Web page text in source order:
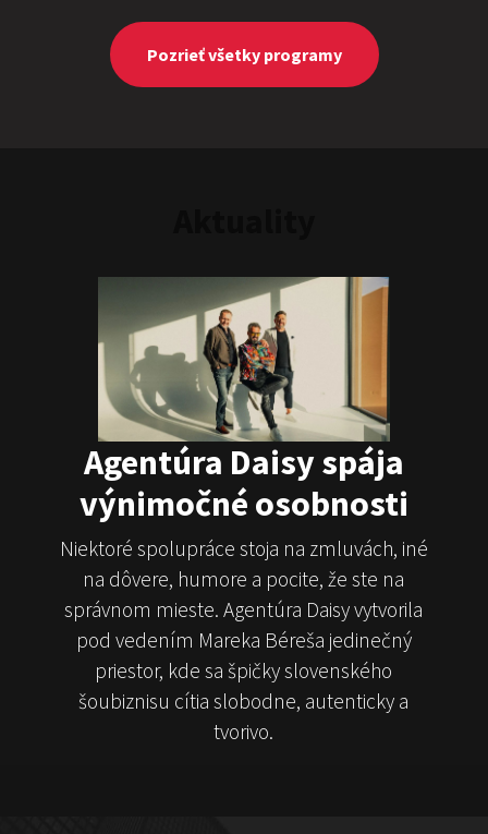
Show program
Marcel Forgáč
Michal Hudák Marián Čekovský
JEDEN NA DVOCH
Show program
Juraj Šoko Tabaček
Michal Hudák
Čekovský
ČekyPOINT
Show program
Marián Čekovský
Pozrieť všetky programy
Agentúra Daisy spája
výnimočné osobnosti
Niektoré spolupráce stoja na zmluvách, iné
na dôvere, humore a pocite, že ste na
správnom mieste. Agentúra Daisy vytvorila
pod vedením Mareka Béreša jedinečný
priestor, kde sa špičky slovenského
šoubiznisu cítia slobodne, autenticky a
tvorivo.